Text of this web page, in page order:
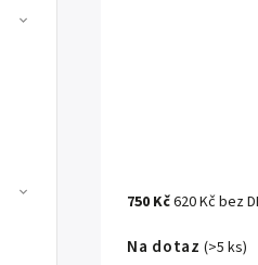
750 Kč620 Kč bez
Na dotaz (>5 ks)